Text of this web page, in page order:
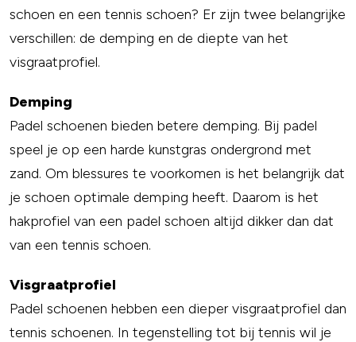
schoen en een tennis schoen? Er zijn twee belangrijke
verschillen: de demping en de diepte van het
visgraatprofiel.
Demping
Padel schoenen bieden betere demping. Bij padel
speel je op een harde kunstgras ondergrond met
zand. Om blessures te voorkomen is het belangrijk dat
je schoen optimale demping heeft. Daarom is het
hakprofiel van een padel schoen altijd dikker dan dat
van een tennis schoen.
Visgraatprofiel
Padel schoenen hebben een dieper visgraatprofiel dan
tennis schoenen. In tegenstelling tot bij tennis wil je